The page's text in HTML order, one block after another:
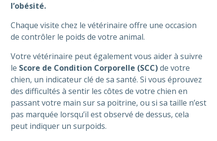
l’obésité.
Chaque visite chez le vétérinaire offre une occasion
de contrôler le poids de votre animal.
Votre vétérinaire peut également vous aider à suivre
le Score de Condition Corporelle (SCC)de votre
chien, un indicateur clé de sa santé. Si vous éprouvez
des difficultés à sentir les côtes de votre chien en
passant votre main sur sa poitrine, ou si sa taille n’est
pas marquée lorsqu’il est observé de dessus, cela
peut indiquer un surpoids.